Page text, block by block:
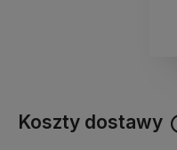
Koszty dostawy